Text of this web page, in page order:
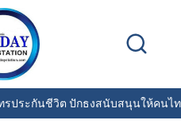
ประกันชีวิต ปักธงสนับสนุนให้คนไท